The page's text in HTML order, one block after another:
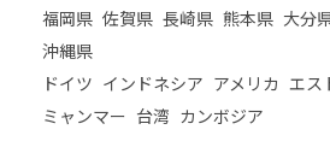
福岡県 佐賀県 長崎県 熊本県 大分
沖縄県
ドイツ インドネシア アメリカ エス
ミャンマー 台湾 カンボジア